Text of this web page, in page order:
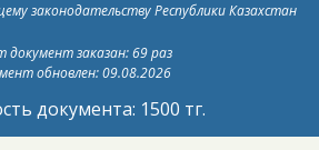
законодательству Республики Казахстан
заказан: 69 раз
обновлен: 09.08.2026
документа: 1500 тг.